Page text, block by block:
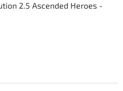
2.5 Ascended Heroes -